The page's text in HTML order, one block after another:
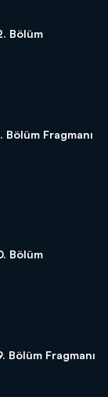
Bölüm
Bölüm Fragmanı
Bölüm
Bölüm Fragmanı